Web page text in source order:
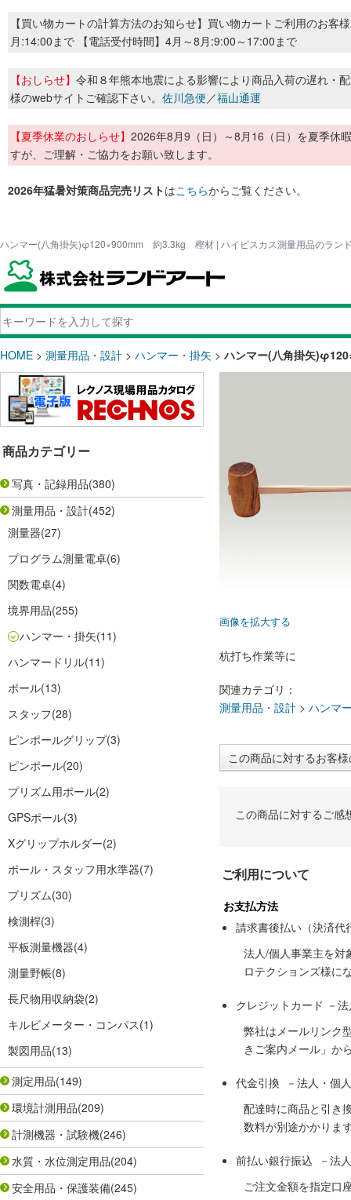
【買い物カートの計算方法のお知らせ】買い物カートご利用のお客
月:14:00まで 【電話受付時間】4月～8月:9:00～17:00まで
【おしらせ】 令和８年熊本地震による影響により商品入荷の遅れ・
様のwebサイトご確認下さい。 佐川急便／福山通運
【夏季休業のおしらせ】 2026年8月9（日）～8月16（日）を夏季休
すが、ご理解・ご協力をお願い致します。
2026年猛暑対策商品完売リストはこちらからご覧ください。
ハンマー(八角掛矢)φ120×900mm 約3.3kg 樫材 | ハイビスカス測量用品のラン
HOME > 測量用品・設計 > ハンマー・掛矢 >ハンマー(八角掛矢
商品カテゴリー
写真・記録用品(380)
測量用品・設計(452)
測量器(27)
プログラム測量電卓(6)
関数電卓(4)
境界用品(255)
ハンマー・掛矢(11)
ハンマードリル(11)
ポール(13)
スタッフ(28)
ピンポールグリップ(3)
ピンポール(20)
プリズム用ポール(2)
GPSポール(3)
Xグリップホルダー(2)
ポール・スタッフ用水準器(7)
プリズム(30)
検測桿(3)
平板測量機器(4)
測量野帳(8)
長尺物用収納袋(2)
キルビメーター・コンパス(1)
製図用品(13)
測定用品(149)
環境計測用品(209)
計測機器・試験機(246)
水質・水位測定用品(204)
安全用品・保護装備(245)
画像を拡大する
杭打ち作業等に
関連カテゴリ：
測量用品・設計 > ハンマ
この商品に対するお客
この商品に対するご感
ご利用について
お支払方法
請求書後払い（決済代
法人/個人事業主を対
ロテクションズ様に
クレジットカード －
弊社はメールリンク
きご案内メール」か
代金引換 －法人・個
配達時に商品と引き
数料が別途かかりま
前払い銀行振込 －法
ご注文金額を指定口